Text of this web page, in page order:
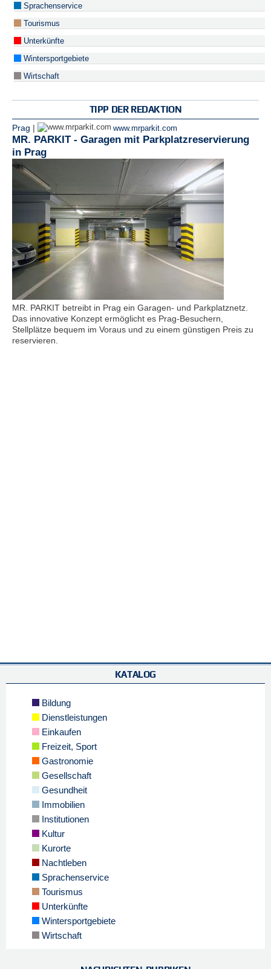
Sprachenservice
Tourismus
Unterkünfte
Wintersportgebiete
Wirtschaft
TIPP DER REDAKTION
Prag | www.mrparkit.com
MR. PARKIT - Garagen mit Parkplatzreservierung
in Prag
MR. PARKIT betreibt in Prag ein Garagen- und Parkplatznetz.
Das innovative Konzept ermöglicht es Prag-Besuchern,
Stellplätze bequem im Voraus und zu einem günstigen Preis zu
reservieren.
KATALOG
Bildung
Dienstleistungen
Einkaufen
Freizeit, Sport
Gastronomie
Gesellschaft
Gesundheit
Immobilien
Institutionen
Kultur
Kurorte
Nachtleben
Sprachenservice
Tourismus
Unterkünfte
Wintersportgebiete
Wirtschaft